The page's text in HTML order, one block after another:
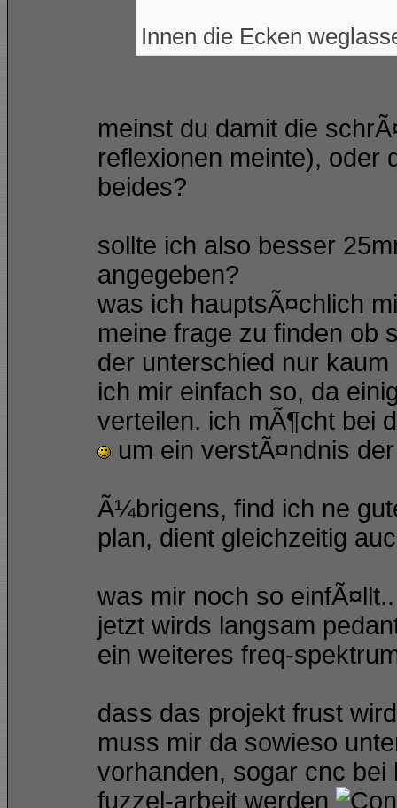
Innen die Ecken
meinst du damit die
reflexionen meinte), oder
beides?
sollte ich also besser
angegeben?
was ich hauptsÃ¤chlich
meine frage zu finden ob
der unterschied nur
ich mir einfach so, da
verteilen. ich mÃ¶cht bei
um ein verstÃ¤ndnis
Ã¼brigens, find ich ne
plan, dient gleichzeitig
was mir noch so
jetzt wirds langsam
ein weiteres freq-
dass das projekt frust
muss mir da sowieso
vorhanden, sogar cnc
fuzzel-arbeit werden